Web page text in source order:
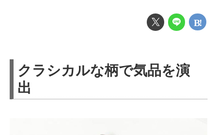
クラシカルな柄で気品を演
出